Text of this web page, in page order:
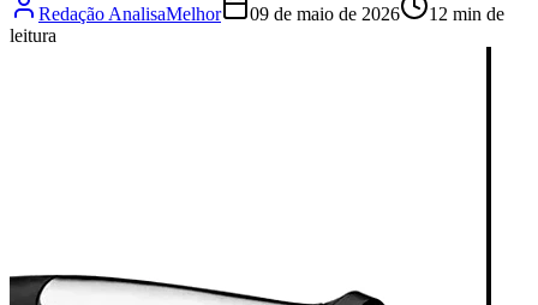
Redação AnalisaMelhor 09 de maio de 2026
12 min de
leitura